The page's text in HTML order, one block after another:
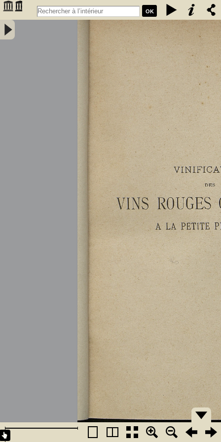
OK
Vinification des vins rouges ordinaires à la petite propriété : extrait
des conférences faites à l'Association des anciens élèves de l'école
communale de Portet (Haute-Garonne) / par A. Lacassagne,... -